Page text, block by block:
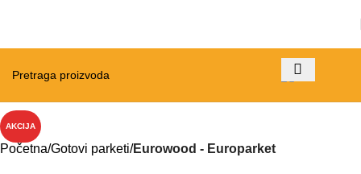
AKCIJA
Početna Gotovi parketi Eurowood - Europarket